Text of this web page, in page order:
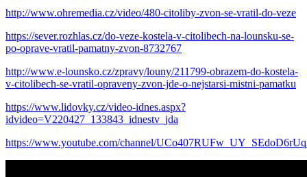
http://www.ohremedia.cz/video/480-citoliby-zvon-se-vratil-do-veze
https://sever.rozhlas.cz/do-veze-kostela-v-citolibech-na-lounsku-se-
po-oprave-vratil-pamatny-zvon-8732767
http://www.e-lounsko.cz/zpravy/louny/211799-obrazem-do-kostela-
v-citolibech-se-vratil-opraveny-zvon-jde-o-nejstarsi-mistni-pamatku
https://www.lidovky.cz/video-idnes.aspx?
idvideo=V220427_133843_idnestv_jda
https://www.youtube.com/channel/